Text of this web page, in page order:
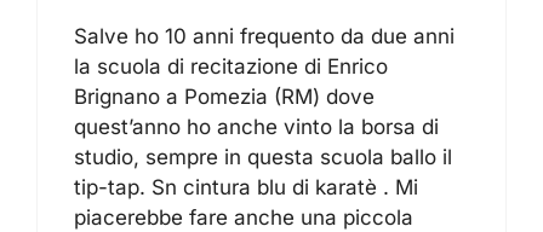
Salve ho 10 anni frequento da due anni
la scuola di recitazione di Enrico
Brignano a Pomezia (RM) dove
quest’anno ho anche vinto la borsa di
studio, sempre in questa scuola ballo il
tip-tap. Sn cintura blu di karatè . Mi
piacerebbe fare anche una piccola